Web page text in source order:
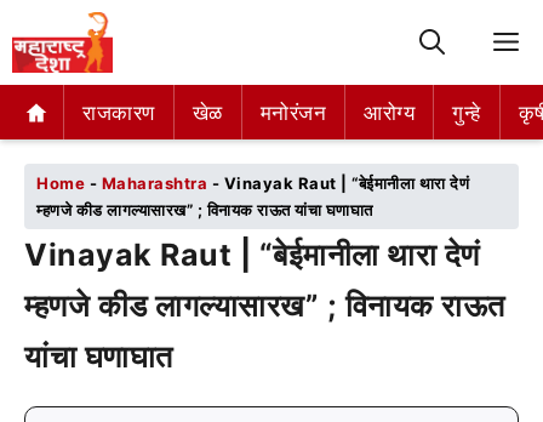
राजकारण खेळ मनोरंजन आरोग्य गुन्हे
राजकारण खेळ मनोरंजन आरोग्य गुन्हे
Home - Maharashtra - Vinayak Raut | “बेईमानीला थारा देणं
म्हणजे कीड लागल्यासारख” ; विनायक राऊत यांचा घणाघात
Vinayak Raut | “बेईमानीला थारा देणं
म्हणजे कीड लागल्यासारख” ; विनायक राऊत
यांचा घणाघात